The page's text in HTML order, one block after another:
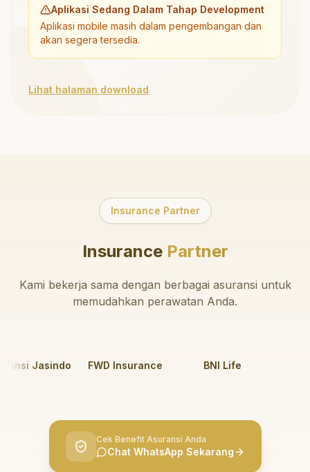
Aplikasi Sedang Dalam Tahap Development
Aplikasi mobile masih dalam pengembangan dan
akan segera tersedia.
Lihat halaman download
Insurance Partner
InsurancePartner
Kami bekerja sama dengan berbagai asuransi untuk
memudahkan perawatan Anda.
Jasindo FWD Insurance BNI Life
Cek Benefit Asuransi Anda
Chat WhatsApp Sekarang